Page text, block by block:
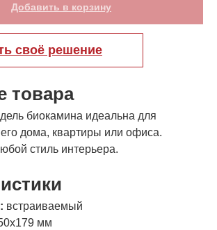
Добавить в корзину
своё решение
товара
биокамина идеальна для
дома, квартиры или офиса.
стиль интерьера.
встраиваемый
мм